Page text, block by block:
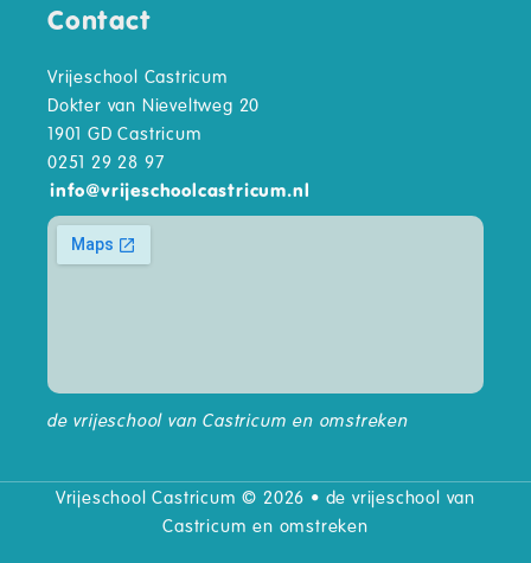
Contact
Vrijeschool Castricum
Dokter van Nieveltweg 20
1901 GD Castricum
0251 29 28 97
info@vrijeschoolcastricum.nl
de vrijeschool van Castricum en omstreken
Vrijeschool Castricum © 2026 • de vrijeschool van
Castricum en omstreken